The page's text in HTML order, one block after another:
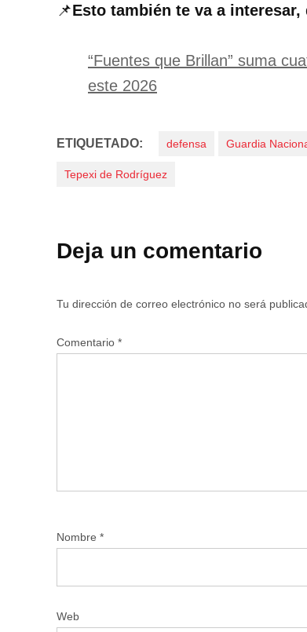
📌Esto también te va a
“Fuentes que Brillan” suma
este 2026
ETIQUETADO: defensa Guardia
Tepexi de Rodríguez
Deja un comentario
Tu dirección de correo electrónico no será
Comentario *
Nombre *
Web